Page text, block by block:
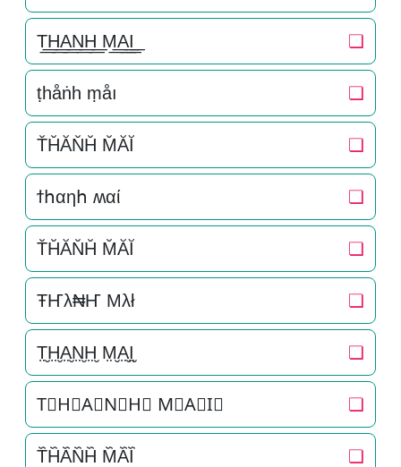
T͟͟H͟͟A͟͟N͟͟H͟͟ M͟͟A͟͟I͟͟ ❏
ṭһåṅһ ṃåı ❏
T̆H̆ĂN̆H̆ M̆ĂĬ ❏
ϯհαηհ ʍαί ❏
T̆H̆ĂN̆H̆ M̆ĂĬ ❏
ŦҤλ₦Ҥ Mλł ❏
T̤̮H̤̮A̤̮N̤̮H̤̮ M̤̮A̤̮I̤̮ ❏
T⃘H⃘A⃘N⃘H⃘ M⃘A⃘I⃘ ❏
T᷈H᷈A᷈N᷈H᷈ M᷈A᷈I᷈ ❏